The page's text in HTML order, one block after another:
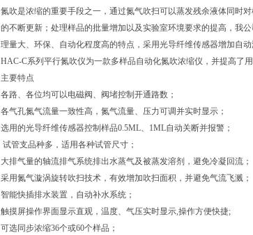
氮吹是浓缩的重要手段之一，通过氮气吹扫可以蒸发残余液体同时
的不断更新；处理样品的批量增加以及实验室环境要求的提高，我
理量大、环保、自动化程度高的特点，采用光导纤维传感器增加自
HAC-C系列平行氮吹仪为一款多样品自动化氮吹浓缩仪，并提高了
主要特点
各路、各位均可以电磁阀、阀堵控制开通路数；
各气孔氮气流量一致性高，氮气流量、压力可调并实时显示；
选用的光导纤维传感器控制样品0.5ML、1ML自动关断并报警；
试管支品种多，适用各种试管尺寸；
大排气量的轴流排气系统排出水蒸气及被蒸发溶剂，避免冷凝回流；
采用氮气漩涡旋转吹扫技术，有效增加吹扫面积，并避免气流飞溅；
智能快插排水装置，自动补水系统；
触摸屏操作界面显示直观，温度、气压实时显示,操作方便快捷;
可选同步浓缩36个或60个样品；